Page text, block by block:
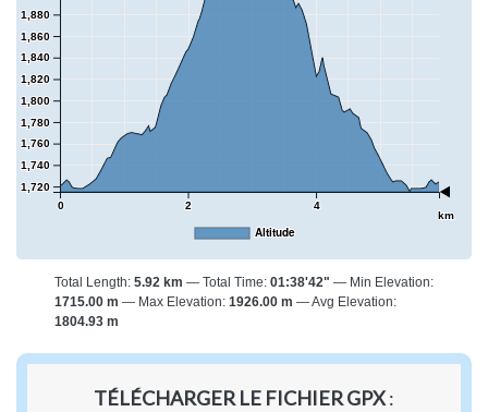
0 2 4
km
1,720
1,740
1,760
1,780
1,800
1,820
1,840
1,860
1,880
Altitude
Total Length: 5.92 km Total Time: 01:38'42"
Min Elevation:
1715.00 m
Max Elevation: 1926.00 m
Avg Elevation:
1804.93 m
TÉLÉCHARGER LE FICHIER GPX: